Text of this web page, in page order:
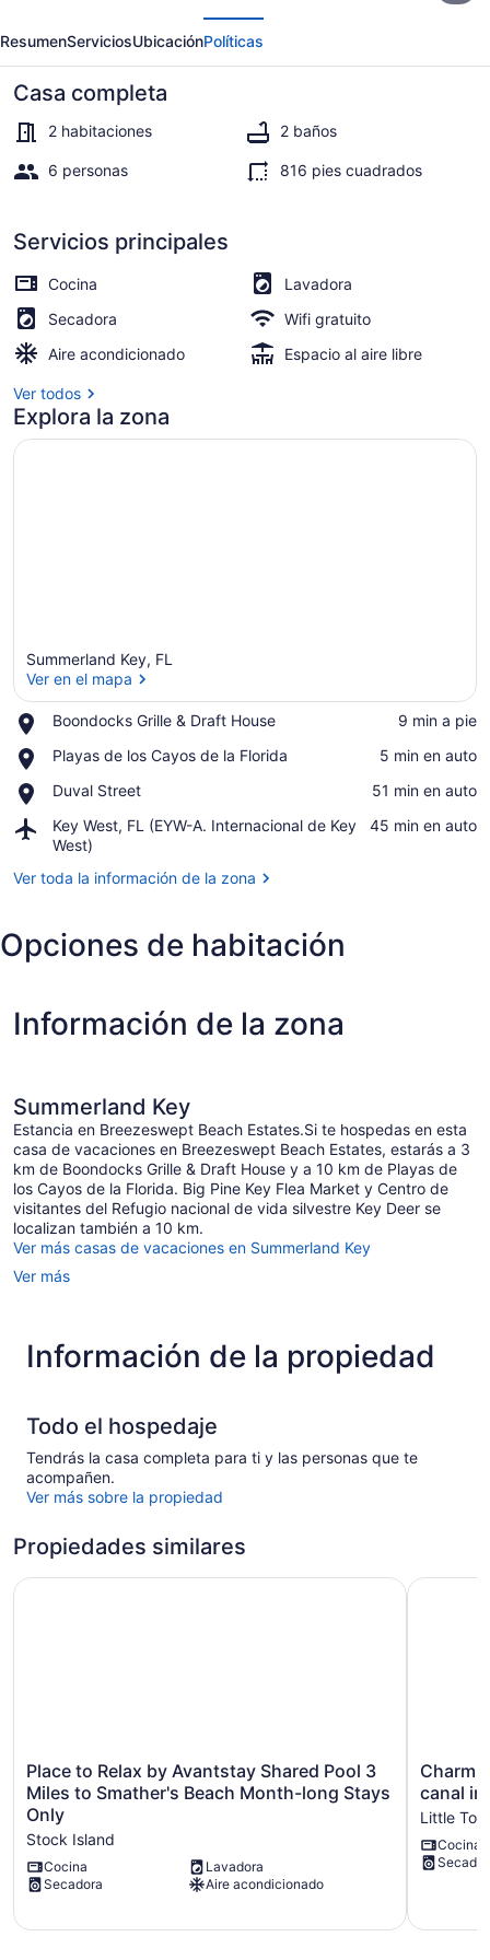
archipel
|
Brand
new
ResumenServiciosUbicaciónPolíticas
Casa completa
2 habitaciones 2 baños
6 personas 816 pies cuadrados
Servicios principales
Cocina
Lavadora
Secadora
Wifi gratuito
Aire acondicionado
Espacio al aire libre
Ver todos
Explora la zona
Summerland Key, FL
Ver en el mapa
Boondocks Grille & Draft House
Place,
Grille
Draft
House
‪9 min a pie‬
Playas de los Cayos de la Florida
Place,
de
Cayos
de
la
‪5 min en auto‬
Duval Street
Place,
Street
‪51 min en auto‬
Key West, FL (EYW-A. Internacional de Key
West)
Airport,
Key
FL
Internacional
de
‪45 min en auto‬
Ver toda la información de la zona
Opciones de habitación
Información de la zona
Summerland Key
Estancia en Breezeswept Beach Estates.Si te hospedas en esta
casa de vacaciones en Breezeswept Beach Estates, estarás a 3
km de Boondocks Grille & Draft House y a 10 km de Playas de
los Cayos de la Florida. Big Pine Key Flea Market y Centro de
visitantes del Refugio nacional de vida silvestre Key Deer se
localizan también a 10 km.
Ver más casas de vacaciones en Summerland Key
Ver más
Información de la propiedad
Todo el hospedaje
Tendrás la casa completa para ti y las personas que te
acompañen.
Ver más sobre la propiedad
Propiedades similares
Place
to
Relax
by
Avantstay
Shared
Pool
Miles
Place to Relax by Avantstay Shared Pool 3
Miles to Smather's Beach Month-long Stays
Only
Stock Island
Cocina
Lavadora
Secadora
Aire acondicionado
Place to Relax by Avantstay Shared Pool 3 Miles to
Charming
Conch
Cottage
on
deep
water
Little
canal in
Little
Cocina